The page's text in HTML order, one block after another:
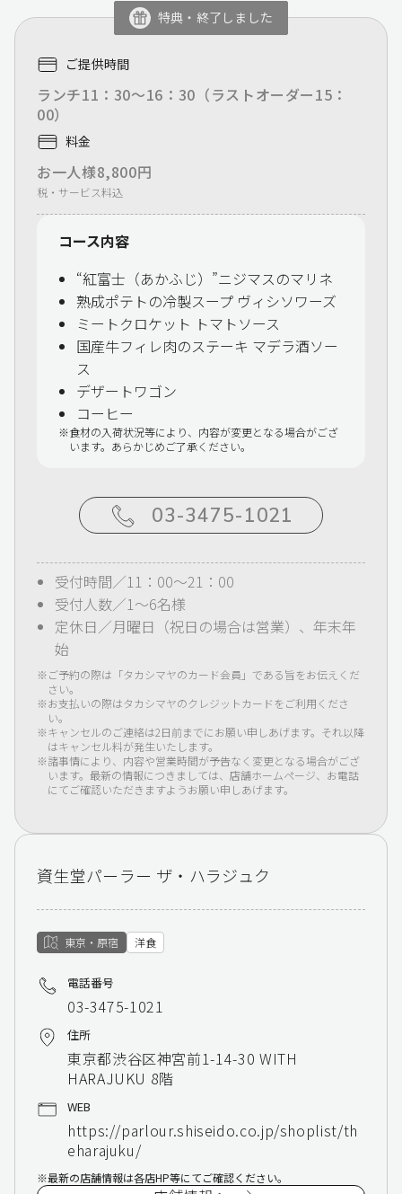
特典・終了しました
ご提供時間
ランチ11：30～16：30（ラストオーダー15：
00）
料金
お一人様8,800円
税・サービス料込
コース内容
“紅富士（あかふじ）”ニジマスのマリネ
熟成ポテトの冷製スープ ヴィシソワーズ
ミートクロケット トマトソース
国産牛フィレ肉のステーキ マデラ酒ソー
ス
デザートワゴン
コーヒー
食材の入荷状況等により、内容が変更となる場合がござ
います。あらかじめご了承ください。
03-3475-1021
受付時間／11：00～21：00
受付人数／1～6名様
定休日／月曜日（祝日の場合は営業）、年末年
始
ご予約の際は「タカシマヤのカード会員」である旨をお伝えくだ
さい。
お支払いの際はタカシマヤのクレジットカードをご利用くださ
い。
キャンセルのご連絡は2日前までにお願い申しあげます。それ以降
はキャンセル料が発生いたします。
諸事情により、内容や営業時間が予告なく変更となる場合がござ
います。最新の情報につきましては、店舗ホームページ、お電話
にてご確認いただきますようお願い申しあげます。
資生堂パーラー ザ・ハラジュク
東京・原宿 洋食
電話番号
03-3475-1021
住所
東京都渋谷区神宮前1-14-30 WITH
HARAJUKU 8階
WEB
https://parlour.shiseido.co.jp/shoplist/th
eharajuku/
最新の店舗情報は各店HP等にてご確認ください。